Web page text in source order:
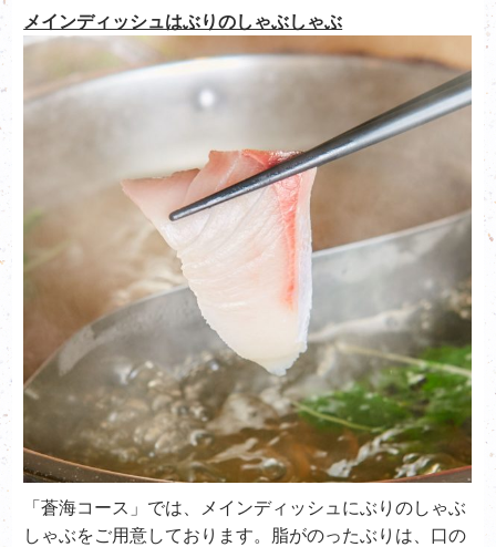
メインディッシュはぶりのしゃぶしゃぶ
「蒼海コース」では、メインディッシュにぶりのしゃぶ
しゃぶをご用意しております。脂がのったぶりは、口の